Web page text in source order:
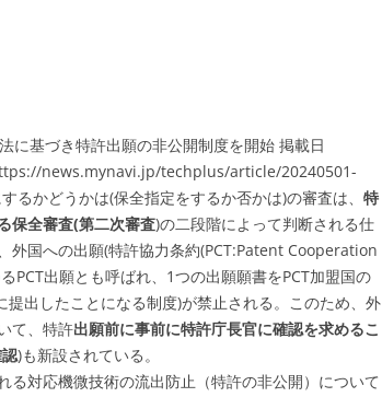
に基づき特許出願の非公開制度を開始 掲載日
news.mynavi.jp/techplus/article/20240501-
るかどうかは(保全指定をするか否かは)の審査は、 特
保全審査(第二次審査)の二段階によって判断される仕
外国への出願(特許協力条約(PCT:Patent Cooperation
PCT出願とも呼ばれ、1つの出願願書をPCT加盟国の
提出したことになる制度)が禁止される。このため、外
て、特許出願前に事前に特許庁長官に確認を求めるこ
)も新設されている。
る対応機微技術の流出防止（特許の非公開）について